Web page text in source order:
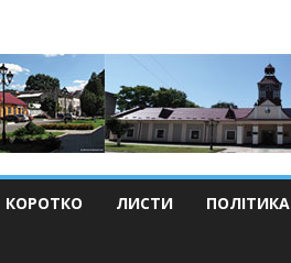
КОРОТКО ЛИСТИ ПОЛІТИКА